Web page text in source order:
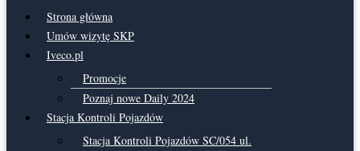
Strona główna
Umów wizytę SKP
Iveco.pl
Promocje
Poznaj nowe Daily 2024
Stacja Kontroli Pojazdów
Stacja Kontroli Pojazdów SC/054 ul.